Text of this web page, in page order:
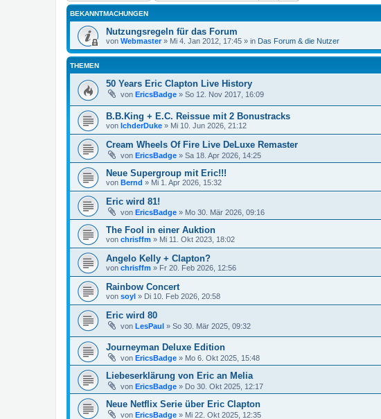
BEKANNTMACHUNGEN
Nutzungsregeln für das Forum
von Webmaster» Mi 4. Jan 2012, 17:45 » in Das Forum & die Nutzer
THEMEN
50 Years Eric Clapton Live History
von EricsBadge » So 12. Nov 2017, 16:09
B.B.King + E.C. Reissue mit 2 Bonustracks
von IchderDuke » Mi 10. Jun 2026, 21:12
Cream Wheels Of Fire Live DeLuxe Remaster
von EricsBadge » Sa 18. Apr 2026, 14:25
Neue Supergroup mit Eric!!!
von Bernd » Mi 1. Apr 2026, 15:32
Eric wird 81!
von EricsBadge » Mo 30. Mär 2026, 09:16
The Fool in einer Auktion
von chrisffm » Mi 11. Okt 2023, 18:02
Angelo Kelly + Clapton?
von chrisffm » Fr 20. Feb 2026, 12:56
Rainbow Concert
von soyl » Di 10. Feb 2026, 20:58
Eric wird 80
von LesPaul » So 30. Mär 2025, 09:32
Journeyman Deluxe Edition
von EricsBadge » Mo 6. Okt 2025, 15:48
Liebeserklärung von Eric an Melia
von EricsBadge » Do 30. Okt 2025, 12:17
Neue Netflix Serie über Eric Clapton
von EricsBadge » Mi 22. Okt 2025, 12:35